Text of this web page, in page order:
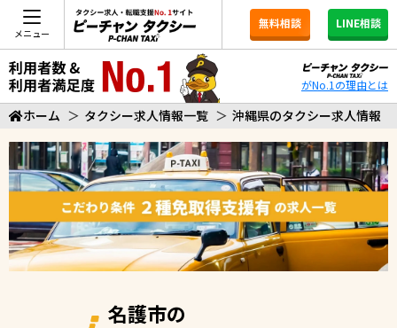
メニュー
無料相談 LINE相談
がNo.1の理由とは
ホーム ＞ タクシー求人情報一覧 ＞ 沖縄県のタクシー求人情報
名護市の